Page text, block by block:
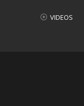
VIDEOS